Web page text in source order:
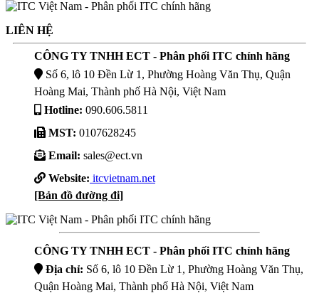
LIÊN HỆ
CÔNG TY TNHH ECT - Phân phối ITC chính hãng
Số 6, lô 10 Đền Lừ 1, Phường Hoàng Văn Thụ, Quận
Hoàng Mai, Thành phố Hà Nội, Việt Nam
Hotline: 090.606.5811
MST: 0107628245
Email: sales@ect.vn
Website: itcvietnam.net
[Bản đồ đường đi]
CÔNG TY TNHH ECT - Phân phối ITC chính hãng
Địa chỉ: Số 6, lô 10 Đền Lừ 1, Phường Hoàng Văn Thụ,
Quận Hoàng Mai, Thành phố Hà Nội, Việt Nam